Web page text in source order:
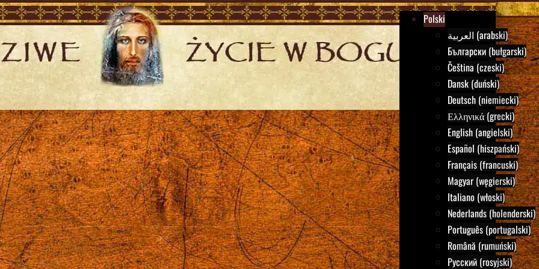
Polski
العربية (arabski)
Български (bułgarski)
Čeština (czeski)
Dansk (duński)
Deutsch (niemiecki)
Ελληνικά (grecki)
English (angielski)
Español (hiszpański)
Français (francuski)
Magyar (węgierski)
Italiano (włoski)
Nederlands (holenderski)
Português (portugalski)
Română (rumuński)
Русский (rosyjski)